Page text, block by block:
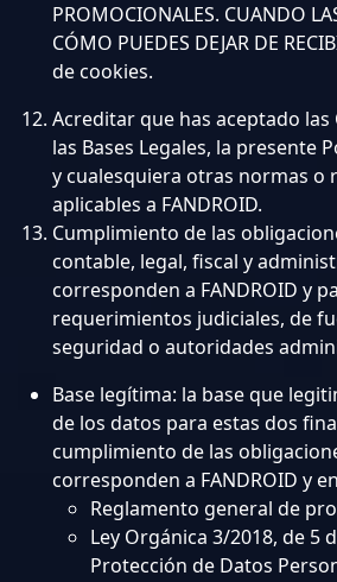
PROMOCIONALES. CUANDO
CÓMO PUEDES DEJAR DE
de cookies.
Acreditar que has aceptado las
las Bases Legales, la presente
y cualesquiera otras normas o
aplicables a FANDROID.
Cumplimiento de las
contable, legal, fiscal y
corresponden a FANDROID y
requerimientos judiciales, de
seguridad o autoridades
Base legítima: la base que
de los datos para estas dos
cumplimiento de las
corresponden a FANDROID y
Reglamento general de
Ley Orgánica 3/2018, de 5
Protección de Datos